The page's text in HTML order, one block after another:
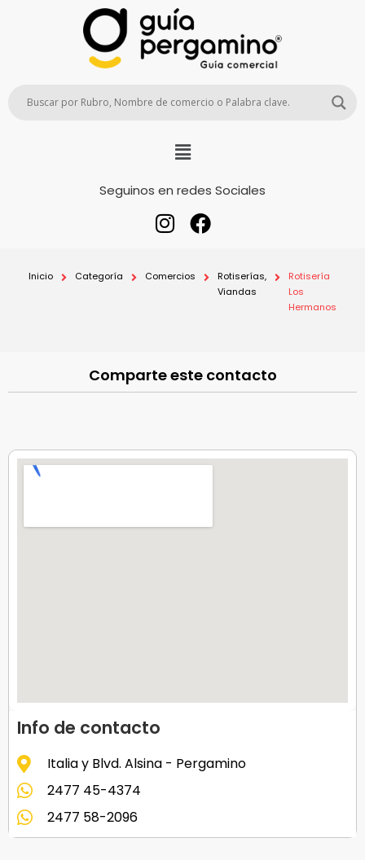
Seguinos en redes Sociales
Inicio Categoría Comercios
Rotiserías,
Viandas
Rotisería
Los
Hermanos
Comparte este contacto
Info de contacto
Italia y Blvd. Alsina - Pergamino
2477 45-4374
2477 58-2096